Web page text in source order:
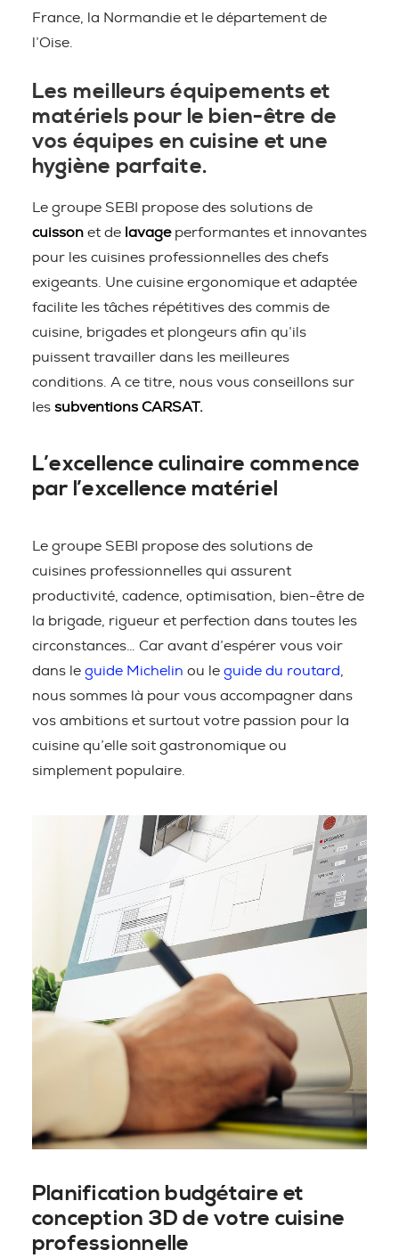
France, la Normandie et le département de
l’Oise.
Les meilleurs équipements et
matériels pour le bien-être de
vos équipes en cuisine et une
hygiène parfaite.
Le groupe SEBI propose des solutions de
cuisson et de lavageperformantes et innovantes
pour les cuisines professionnelles des chefs
exigeants. Une cuisine ergonomique et adaptée
facilite les tâches répétitives des commis de
cuisine, brigades et plongeurs afin qu’ils
puissent travailler dans les meilleures
conditions. A ce titre, nous vous conseillons sur
les subventions CARSAT.
L’excellence culinaire commence
par l’excellence matériel
Le groupe SEBI propose des solutions de
cuisines professionnelles qui assurent
productivité, cadence, optimisation, bien-être de
la brigade, rigueur et perfection dans toutes les
circonstances… Car avant d’espérer vous voir
dans le guide Michelin ou le guide du routard
nous sommes là pour vous accompagner dans
vos ambitions et surtout votre passion pour la
cuisine qu’elle soit gastronomique ou
simplement populaire.
Planification budgétaire et
conception 3D de votre cuisine
professionnelle